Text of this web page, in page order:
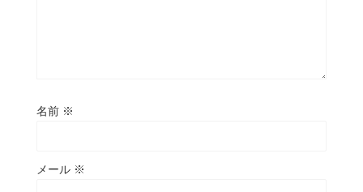
名前 ※
メール ※